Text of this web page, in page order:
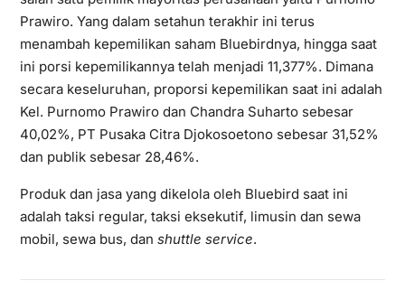
Prawiro. Yang dalam setahun terakhir ini terus
menambah kepemilikan saham Bluebirdnya, hingga saat
ini porsi kepemilikannya telah menjadi 11,377%. Dimana
secara keseluruhan, proporsi kepemilikan saat ini adalah
Kel. Purnomo Prawiro dan Chandra Suharto sebesar
40,02%, PT Pusaka Citra Djokosoetono sebesar 31,52%
dan publik sebesar 28,46%.
Produk dan jasa yang dikelola oleh Bluebird saat ini
adalah taksi regular, taksi eksekutif, limusin dan sewa
mobil, sewa bus, dan shuttle service.